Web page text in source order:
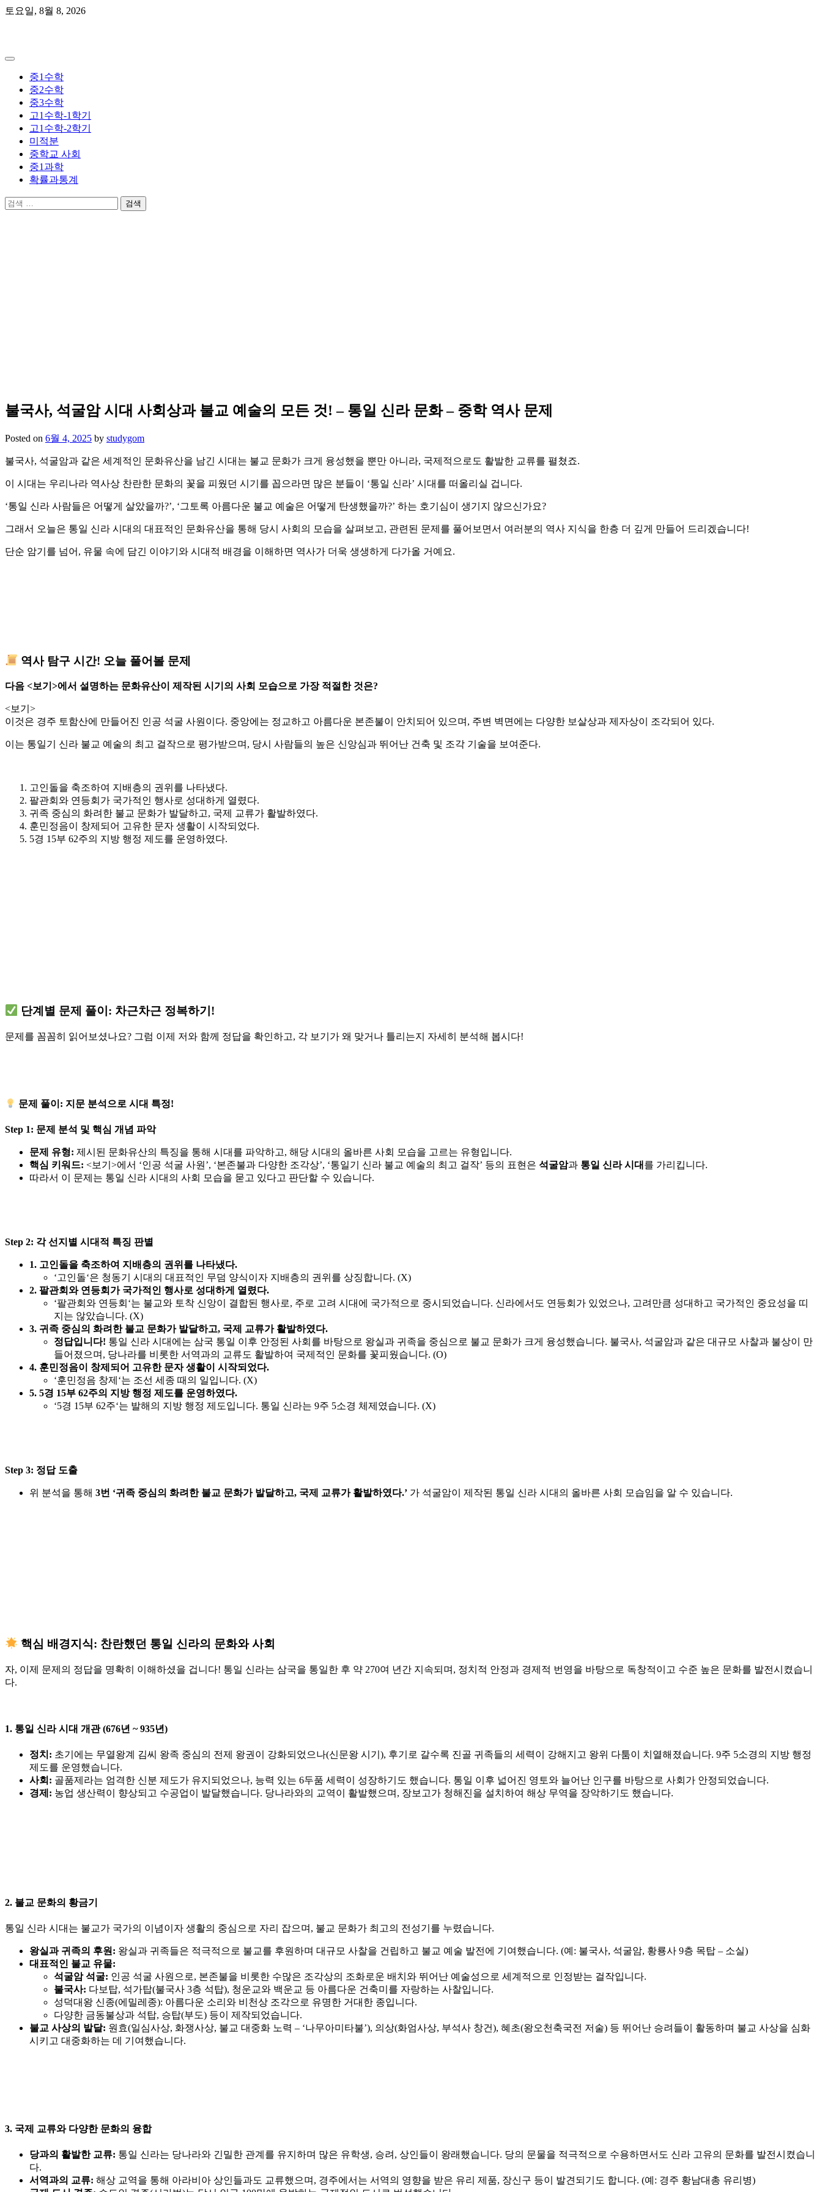
Skip
토요일, 8월 8, 2026
중1수학
중2수학
중3수학
고1수학-1학기
고1수학-2학기
미적분
중학교 사회
중1과학
확률과통계
검
불국사, 석굴암 시대 사회상과 불교 예술의 모든 것! – 통일 신라 문화 – 중학 역사 문제
Posted on 6월 4, 2025 by studygom
불국사, 석굴암과 같은 세계적인 문화유산을 남긴 시대는 불교 문화가 크게 융성했을 뿐만 아니라, 국제적으로도 활발한 교류를 펼쳤죠.
이 시대는 우리나라 역사상 찬란한 문화의 꽃을 피웠던 시기를 꼽으라면 많은 분들이 ‘통일 신라’ 시대를 떠올리실 겁니다.
‘통일 신라 사람들은 어떻게 살았을까?’, ‘그토록 아름다운 불교 예술은 어떻게 탄생했을까?’ 하는 호기심이 생기지 않으신가요?
그래서 오늘은 통일 신라 시대의 대표적인 문화유산을 통해 당시 사회의 모습을 살펴보고, 관련된 문제를 풀어보면서 여러분의 역사 지식을 한층 더 깊게 만들어 드리겠습니다!
단순 암기를 넘어, 유물 속에 담긴 이야기와 시대적 배경을 이해하면 역사가 더욱 생생하게 다가올 거예요.
역사 탐구 시간! 오늘 풀어볼 문제
다음 <보기>에서 설명하는 문화유산이 제작된 시기의 사회 모습으로 가장 적절한 것은?
<보기>
이것은 경주 토함산에 만들어진 인공 석굴 사원 이다. 중앙에는 정교하고 아름다운 본존불이 안치되어 있으며, 주변 벽면에는 다양한 보살상과 제자상이 조각되어 있다.
이는 통일기 신라 불교 예술의 최고 걸작으로 평가받으며, 당시 사람들의 높은 신앙심과 뛰어난 건축 및 조각 기술을 보여준다.
고인돌을 축조하여 지배층의 권위를 나타냈다.
팔관회와 연등회가 국가적인 행사로 성대하게 열렸다.
귀족 중심의 화려한 불교 문화가 발달하고, 국제 교류가 활발하였다.
훈민정음이 창제되어 고유한 문자 생활이 시작되었다.
5경 15부 62주의 지방 행정 제도를 운영하였다.
단계별 문제 풀이: 차근차근 정복하기!
문제를 꼼꼼히 읽어보셨나요? 그럼 이제 저와 함께 정답을 확인하고, 각 보기가 왜 맞거나 틀리는지 자세히 분석해 봅시다!
문제 풀이: 지문 분석으로 시대 특정!
Step 1: 문제 분석 및 핵심 개념 파악
문제 유형: 제시된 문화유산의 특징을 통해 시대를 파악하고, 해당 시대의 올바른 사회 모습을 고르는 유형입니다.
핵심 키워드: <보기>에서 ‘인공 석굴 사원’, ‘본존불과 다양한 조각상’, ‘통일기 신라 불교 예술의 최고 걸작’ 등의 표현은 석굴암과 통일 신라 시대 를 가리킵니다.
따라서 이 문제는 통일 신라 시대의 사회 모습을 묻고 있다고 판단할 수 있습니다.
Step 2: 각 선지별 시대적 특징 판별
1. 고인돌을 축조하여 지배층의 권위를 나타냈다.
‘고인돌‘은 청동기 시대 의 대표적인 무덤 양식이자 지배층의 권위를 상징합니다. (X)
2. 팔관회와 연등회가 국가적인 행사로 성대하게 열렸다.
‘팔관회와 연등회 ‘는 불교와 토착 신앙이 결합된 행사로, 주로 고려 시대 에 국가적으로 중시되었습니다. 신라에서도 연등회가 있었으나, 고려만큼 성대하고 국가적인 중요성을 띠
지는 않았습니다. (X)
3. 귀족 중심의 화려한 불교 문화가 발달하고, 국제 교류가 활발하였다.
정답입니다! 통일 신라 시대에는 삼국 통일 이후 안정된 사회를 바탕으로 왕실과 귀족을 중심으로 불교 문화가 크게 융성했습니다. 불국사, 석굴암과 같은 대규모 사찰과 불상이 만
들어졌으며, 당나라를 비롯한 서역과의 교류도 활발하여 국제적인 문화를 꽃피웠습니다. (O)
4. 훈민정음이 창제되어 고유한 문자 생활이 시작되었다.
‘훈민정음 창제 ‘는 조선 세종 때 의 일입니다. (X)
5. 5경 15부 62주의 지방 행정 제도를 운영하였다.
‘5경 15부 62주‘는 발해 의 지방 행정 제도입니다. 통일 신라는 9주 5소경 체제였습니다. (X)
Step 3: 정답 도출
위 분석을 통해 3번 ‘귀족 중심의 화려한 불교 문화가 발달하고, 국제 교류가 활발하였다.’ 가 석굴암이 제작된 통일 신라 시대의 올바른 사회 모습임을 알 수 있습니다.
핵심 배경지식: 찬란했던 통일 신라의 문화와 사회
자, 이제 문제의 정답을 명확히 이해하셨을 겁니다! 통일 신라는 삼국을 통일한 후 약 270여 년간 지속되며, 정치적 안정과 경제적 번영을 바탕으로 독창적이고 수준 높은 문화를 발전시켰습니
다.
1. 통일 신라 시대 개관 (676년 ~ 935년)
정치: 초기에는 무열왕계 김씨 왕족 중심의 전제 왕권이 강화되었으나(신문왕 시기), 후기로 갈수록 진골 귀족들의 세력이 강해지고 왕위 다툼이 치열해졌습니다. 9주 5소경의 지방 행정
제도를 운영했습니다.
사회: 골품제 라는 엄격한 신분 제도가 유지되었으나, 능력 있는 6두품 세력이 성장하기도 했습니다. 통일 이후 넓어진 영토와 늘어난 인구를 바탕으로 사회가 안정되었습니다.
경제: 농업 생산력이 향상되고 수공업이 발달했습니다. 당나라와의 교역이 활발했으며, 장보고가 청해진을 설치하여 해상 무역을 장악하기도 했습니다.
2. 불교 문화의 황금기
통일 신라 시대는 불교가 국가의 이념이자 생활의 중심으로 자리 잡으며, 불교 문화가 최고의 전성기를 누렸습니다.
왕실과 귀족의 후원: 왕실과 귀족들은 적극적으로 불교를 후원하며 대규모 사찰을 건립하고 불교 예술 발전에 기여했습니다. (예: 불국사, 석굴암, 황룡사 9층 목탑 – 소실)
대표적인 불교 유물:
석굴암 석굴: 인공 석굴 사원으로, 본존불을 비롯한 수많은 조각상의 조화로운 배치와 뛰어난 예술성으로 세계적으로 인정받는 걸작입니다.
불국사: 다보탑, 석가탑(불국사 3층 석탑), 청운교와 백운교 등 아름다운 건축미를 자랑하는 사찰입니다.
성덕대왕 신종(에밀레종): 아름다운 소리와 비천상 조각으로 유명한 거대한 종입니다.
다양한 금동불상과 석탑, 승탑(부도) 등이 제작되었습니다.
불교 사상의 발달: 원효(일심사상, 화쟁사상, 불교 대중화 노력 – ‘나무아미타불’), 의상(화엄사상, 부석사 창건), 혜초(왕오천축국전 저술) 등 뛰어난 승려들이 활동하며 불교 사상을 심화
시키고 대중화하는 데 기여했습니다.
3. 국제 교류와 다양한 문화의 융합
당과의 활발한 교류: 통일 신라는 당나라와 긴밀한 관계를 유지하며 많은 유학생, 승려, 상인들이 왕래했습니다. 당의 문물을 적극적으로 수용하면서도 신라 고유의 문화를 발전시켰습니
다.
서역과의 교류: 해상 교역을 통해 아라비아 상인들과도 교류했으며, 경주에서는 서역의 영향을 받은 유리 제품, 장신구 등이 발견되기도 합니다. (예: 경주 황남대총 유리병)